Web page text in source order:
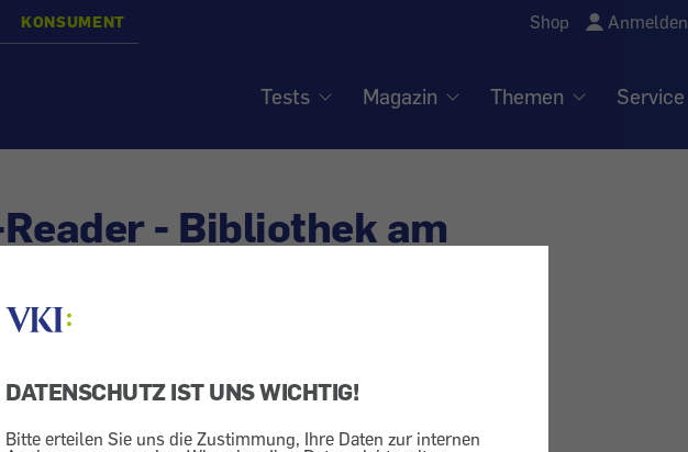
DATENSCHUTZ IST UNS WICHTIG!
Bitte erteilen Sie uns die Zustimmung, Ihre Daten zur internen
KONSUMENT Shop Anmelden
Tests Magazin Themen Service
- Bibliothek am
Buch und E-Book Bild + Ton Unterhaltungselektronik
Computer